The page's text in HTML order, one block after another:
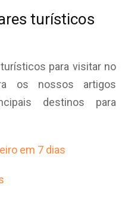
turísticos
para visitar no
os nossos artigos
destinos para
em 7 dias